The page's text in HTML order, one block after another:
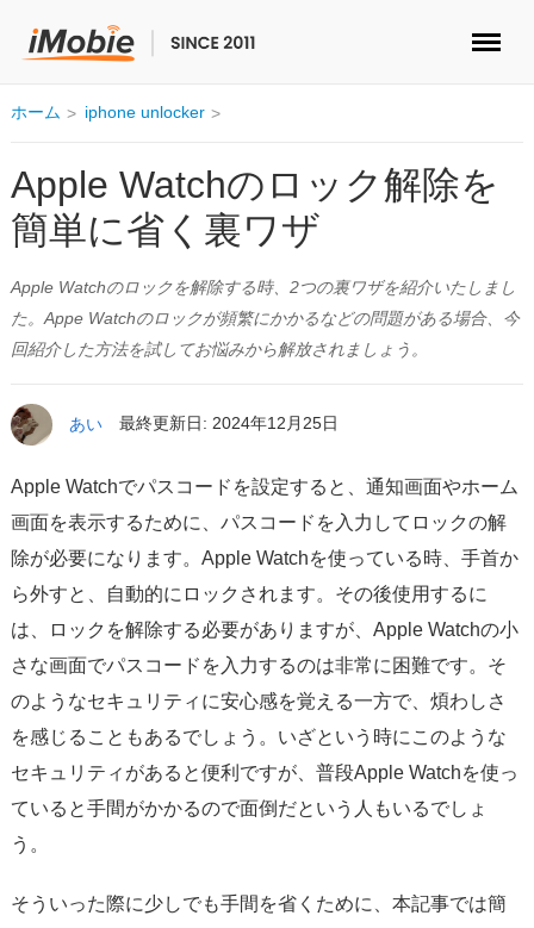
ロック解除&データ復元
データ転送
マルチメディア
便利ツール
ソリューション
ストア
ダウンロード
サポート
言語選択
ホーム iphone unlocker
Apple Watchのロック解除を
簡単に省く裏ワザ
Apple Watchのロックを解除する時、2つの裏ワザを紹介いたしまし
た。Appe Watchのロックが頻繁にかかるなどの問題がある場合、今
回紹介した方法を試してお悩みから解放されましょう。
あい 最終更新日: 2024年12月25日
Apple Watchでパスコードを設定すると、通知画面やホーム
画面を表示するために、パスコードを入力してロックの解
除が必要になります。Apple Watchを使っている時、手首か
ら外すと、自動的にロックされます。その後使用するに
は、ロックを解除する必要がありますが、Apple Watchの小
さな画面でパスコードを入力するのは非常に困難です。そ
のようなセキュリティに安心感を覚える一方で、煩わしさ
を感じることもあるでしょう。いざという時にこのような
セキュリティがあると便利ですが、普段Apple Watchを使っ
ていると手間がかかるので面倒だという人もいるでしょ
う。
そういった際に少しでも手間を省くために、本記事では簡